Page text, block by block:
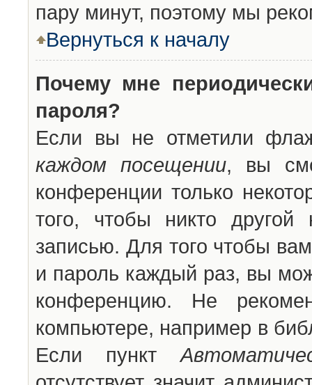
пару минут, поэтому мы
Вернуться к началу
Почему мне
пароля?
Если вы не отметили
каждом посещении, вы
конференции только
того, чтобы никто другой
записью. Для того чтобы
и пароль каждый раз, вы
конференцию. Не
компьютере, например в
Если пункт